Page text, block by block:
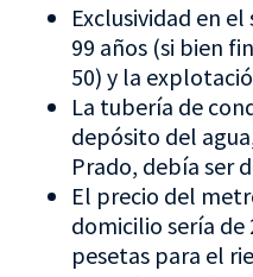
Exclusividad en
99 años (si bien
50) y la
La tubería de
depósito del
Prado, debía ser
El precio del
domicilio sería de
pesetas para el